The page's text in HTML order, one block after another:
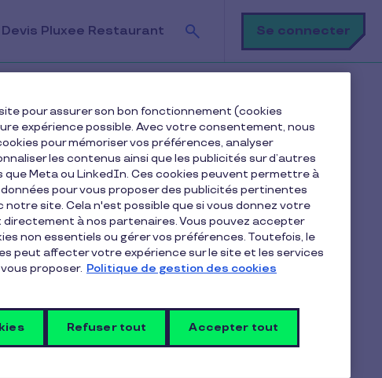
Devis Pluxee Restaurant
Recherche
Se connecter
pour assurer son bon fonctionnement (cookies
expérience possible. Avec votre consentement, nous
pour mémoriser vos préférences, analyser
les contenus ainsi que les publicités sur d’autres
que Meta ou LinkedIn. Ces cookies peuvent permettre à
pour vous proposer des publicités pertinentes
site. Cela n'est possible que si vous donnez votre
à nos partenaires. Vous pouvez accepter
non essentiels ou gérer vos préférences. Toutefois, le
peut affecter votre expérience sur le site et les services
proposer. Politique de gestion des cookies
Refuser tout Accepter tout